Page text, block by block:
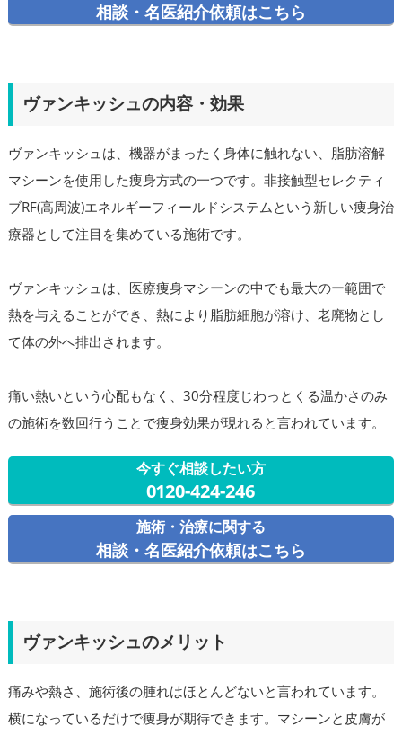
相談・名医紹介依頼はこちら
ヴァンキッシュの内容・効果
ヴァンキッシュは、機器がまったく身体に触れない、脂肪溶解
マシーンを使用した痩身方式の一つです。非接触型セレクティ
ブRF(高周波)エネルギーフィールドシステムという新しい痩身治
療器として注目を集めている施術です。
ヴァンキッシュは、医療痩身マシーンの中でも最大のー範囲で
熱を与えることができ、熱により脂肪細胞が溶け、老廃物とし
て体の外へ排出されます。
痛い熱いという心配もなく、30分程度じわっとくる温かさのみ
の施術を数回行うことで痩身効果が現れると言われています。
今すぐ相談したい方
0120-424-246
施術・治療に関する
相談・名医紹介依頼はこちら
ヴァンキッシュのメリット
痛みや熱さ、施術後の腫れはほとんどないと言われています。
横になっているだけで痩身が期待できます。マシーンと皮膚が